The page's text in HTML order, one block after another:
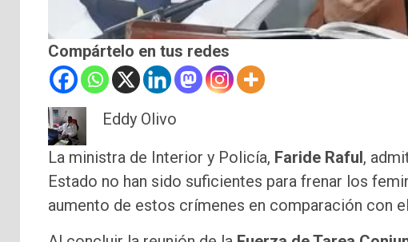
Compártelo en tus redes
Eddy Olivo
La ministra de Interior y Policía, Faride Raful,
Estado no han sido suficientes para frenar los
aumento de estos crímenes en comparación con